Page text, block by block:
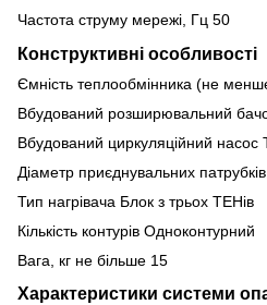
Частота струму мережі, Гц 50
Конструктивні особливості
Ємність теплообмінника (не
Вбудований розширювальний
Вбудований циркуляційний насос
Діаметр приєднувальних
Тип нагрівача Блок з трьох ТЕНів
Кількість контурів Одноконтурний
Вага, кг не більше 15
Характеристики системи